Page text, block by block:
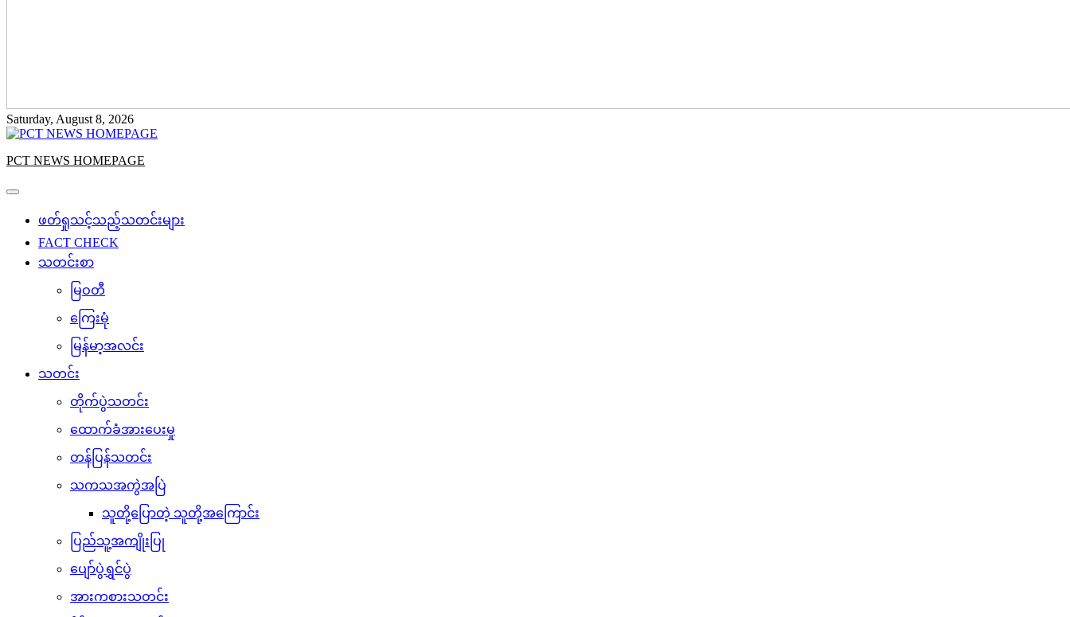
Saturday, August 8, 2026
PCT NEWS HOMEPAGE
ဖတ်ရှုသင့်သည့်သတင်းများ
FACT CHECK
သတင်းစာ
မြဝတီ
ကြေးမုံ
မြန်မာ့အလင်း
သတင်း
တိုက်ပွဲသတင်း
ထောက်ခံအားပေးမှု
တန်ပြန်သတင်း
သကသအကွဲအပြဲ
သူတို့ပြောတဲ့ သူတို့အကြောင်း
ပြည်သူ့အကျိုးပြု
ပျော်ပွဲရွှင်ပွဲ
အားကစားသတင်း